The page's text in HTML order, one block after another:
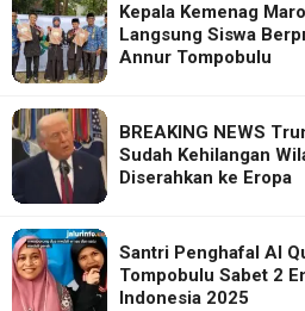
Kepala Kemenag
Langsung Siswa
Annur Tompobulu
BREAKING NEWS
Sudah Kehilangan
Diserahkan ke Eropa
Santri Penghafal Al
Tompobulu Sabet 2
Indonesia 2025